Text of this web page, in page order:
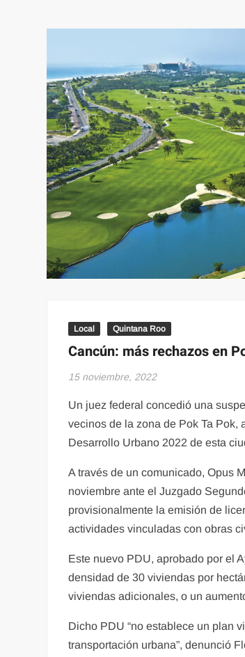
Local Quintana Roo
Cancún: más rechazos en
15 noviembre, 2022
Un juez federal concedió una
vecinos de la zona de Pok Ta Pok,
Desarrollo Urbano 2022 de esta
A través de un comunicado, Opus
noviembre ante el Juzgado
provisionalmente la emisión de
actividades vinculadas con obras
Este nuevo PDU, aprobado por el
densidad de 30 viviendas por
viviendas adicionales, o un
Dicho PDU “no establece un plan
transportación urbana”, denunció